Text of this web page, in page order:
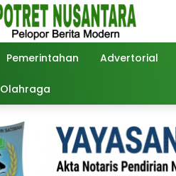
Pemerintahan Advertorial
Olahraga